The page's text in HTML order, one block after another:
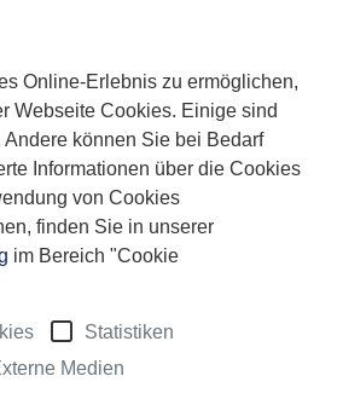
datenschutz.com
Sehr gut
Online-Erlebnis zu ermöglichen,
Webseite Cookies. Einige sind
können Sie bei Bedarf
Informationen über die Cookies
von Cookies
finden Sie in unserer
im Bereich "Cookie
Statistiken
Medien